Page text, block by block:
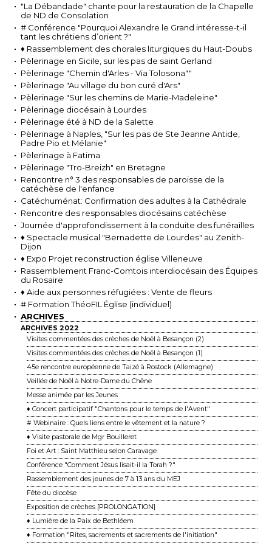
"La Débandade" chante pour la restauration de la Chapelle
de ND de Consolation
# Conférence "Pourquoi Alexandre le Grand intéresse-t-il
tant les chrétiens d’orient ?"
♦ Rassemblement des chorales liturgiques du Haut-Doubs
Pèlerinage en Sicile, sur les pas de saint Gerland
Pèlerinage "Chemin d'Arles - Via Tolosona""
Pèlerinage "Au village du bon curé d'Ars"
Pèlerinage "Sur les chemins de Marie-Madeleine"
Pèlerinage diocésain à Lourdes
Pèlerinage été à ND de la Salette
Pèlerinage à Naples, "Sur les pas de Ste Jeanne Antide,
Padre Pio et Mélanie"
Pèlerinage à Fatima
Pèlerinage "Tro-Breizh" en Bretagne
Rencontre n° 3 des responsables de paroisse de la
catéchèse de l'enfance
Catéchuménat: Confirmation des adultes à la Cathédrale
Rencontre des responsables diocésains catéchèse
Journée d'approfondissement à la conduite des funérailles
♦ Spectacle musical "Bernadette de Lourdes" au Zenith-
Dijon
♦ Expo Projet reconstruction église Villeneuve
Rassemblement Franc-Comtois interdiocésain des Équipes
du Rosaire
♦ Aide aux personnes réfugiées : Vente de fleurs
# Formation ThéoFIL Église (individuel)
ARCHIVES
ARCHIVES 2022
Visites commentées des crèches de Noël à Besançon (2)
Visites commentées des crèches de Noël à Besançon (1)
45e rencontre européenne de Taizé à Rostock (Allemagne)
Veillée de Noël à Notre-Dame du Chêne
Messe animée par les Jeunes
♦ Concert participatif "Chantons pour le temps de l'Avent"
# Webinaire : Quels liens entre le vêtement et la nature ?
♦ Visite pastorale de Mgr Bouilleret
Foi et Art : Saint Matthieu selon Caravage
Conférence "Comment Jésus lisait-il la Torah ?"
Rassemblement des jeunes de 7 à 13 ans du MEJ
Fête du diocèse
Exposition de crèches [PROLONGATION]
♦ Lumière de la Paix de Bethléem
♦ Formation "Rites, sacrements et sacrements de l'initiation"